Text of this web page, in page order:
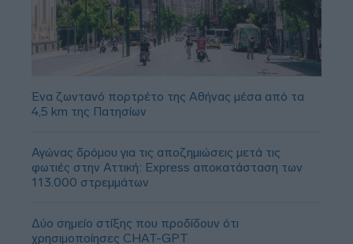
Ένα ζωντανό πορτρέτο της Αθήνας μέσα από τα
4,5 km της Πατησίων
Αγώνας δρόμου για τις αποζημιώσεις μετά τις
φωτιές στην Αττική: Express αποκατάσταση των
113.000 στρεμμάτων
Δύο σημείο στίξης που προδίδουν ότι
χρησιμοποίησες CHAT-GPT